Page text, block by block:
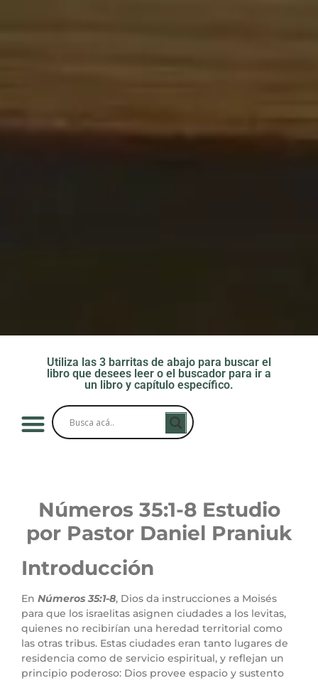
Utiliza las 3 barritas de abajo para buscar el
libro que desees leer o el buscador para ir a
un libro y capítulo específico.
Números 35:1-8Estudio
por Pastor Daniel Praniuk
Introducción
En Números 35:1-8, Dios da instrucciones a Moisés
para que los israelitas asignen ciudades a los levitas,
quienes no recibirían una heredad territorial como
las otras tribus. Estas ciudades eran tanto lugares de
residencia como de servicio espiritual, y reflejan un
principio poderoso: Dios provee espacio y sustento